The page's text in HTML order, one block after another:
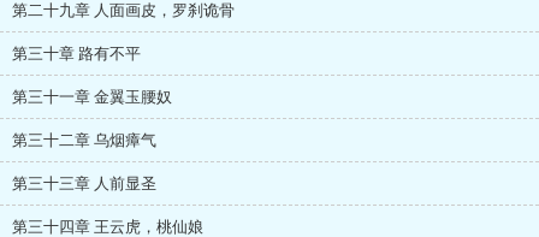
第二十九章 人面画皮，罗刹诡骨
第三十章 路有不平
第三十一章 金翼玉腰奴
第三十二章 乌烟瘴气
第三十三章 人前显圣
第三十四章 王云虎，桃仙娘